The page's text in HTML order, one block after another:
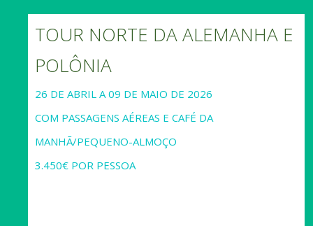
TOUR NORTE DA ALEMANHA E
POLÔNIA
26 DE ABRIL A 09 DE MAIO DE 2026
COM PASSAGENS AÉREAS E CAFÉ DA
MANHÃ/PEQUENO-ALMOÇO
3.450€ POR PESSOA